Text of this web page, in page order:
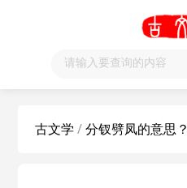
古文学 /分钗劈凤的意思？